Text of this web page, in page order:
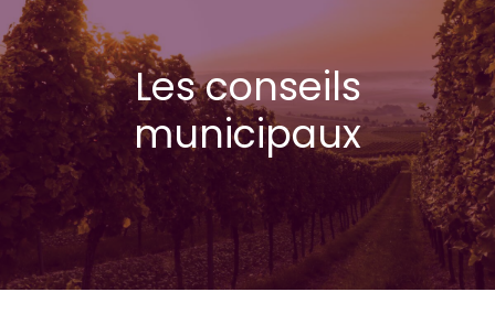
Les conseils
municipaux